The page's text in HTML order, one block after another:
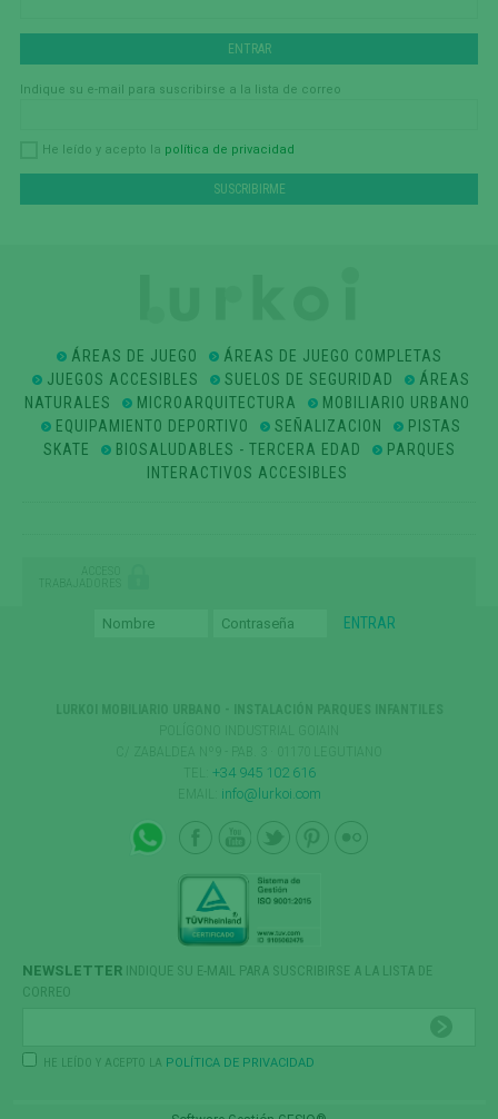
Indique su e-mail para suscribirse a la lista de correo
He leído y acepto la política de privacidad
ÁREAS DE JUEGO
ÁREAS DE JUEGO COMPLETAS
JUEGOS ACCESIBLES
SUELOS DE SEGURIDAD
ÁREAS
NATURALES
MICROARQUITECTURA
MOBILIARIO URBANO
EQUIPAMIENTO DEPORTIVO
SEÑALIZACION
PISTAS
SKATE
BIOSALUDABLES - TERCERA EDAD
PARQUES
INTERACTIVOS ACCESIBLES
ACCESO
TRABAJADORES
+34 945 102 616
info@lurkoi.com
NEWSLETTER INDIQUE SU E-MAIL PARA SUSCRIBIRSE A LA LISTA DE
CORREO
HE LEÍDO Y ACEPTO LA POLÍTICA DE PRIVACIDAD